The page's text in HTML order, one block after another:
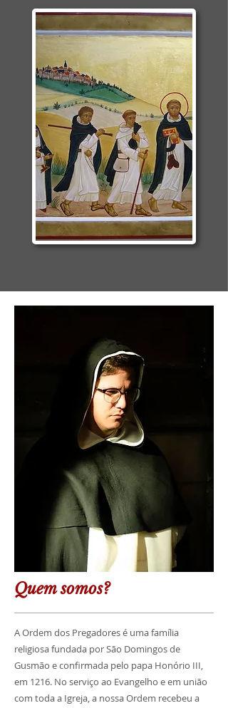
Quem somos?
A Ordem dos Pregadores é uma família
religiosa fundada por São Domingos de
Gusmão e confirmada pelo papa Honório III,
em 1216. No serviço ao Evangelho e em união
com toda a Igreja, a nossa Ordem recebeu a